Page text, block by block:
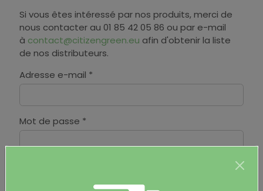
Si vous êtes intéressé par nos produits, merci de
nous contacter au 01 85 42 05 86 ou par e-mail
à contact@citizengreen.eu afin d'obtenir la liste
de nos distributeurs.
Adresse e-mail *
Mot de passe *